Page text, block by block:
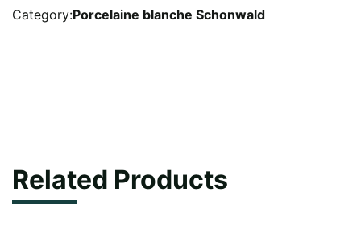
cm
Category:Porcelaine blanche Schonwald
Related Products